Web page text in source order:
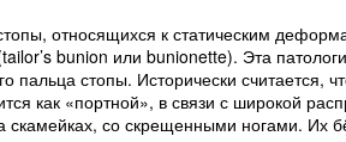
относящихся к статическим
bunion или bunionette). Эта
пальца стопы. Исторически считается,
как «портной», в связи с широкой
со скрещенными ногами. Их